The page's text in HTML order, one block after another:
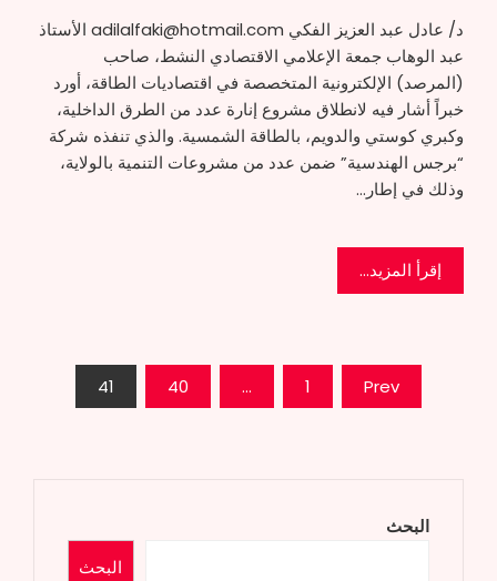
د/ عادل عبد العزيز الفكي adilalfaki@hotmail.com الأستاذ
عبد الوهاب جمعة الإعلامي الاقتصادي النشط، صاحب
(المرصد) الإلكترونية المتخصصة في اقتصاديات الطاقة، أورد
خبراً أشار فيه لانطلاق مشروع إنارة عدد من الطرق الداخلية،
وكبري كوستي والدويم، بالطاقة الشمسية. والذي تنفذه شركة
“برجس الهندسية” ضمن عدد من مشروعات التنمية بالولاية،
وذلك في إطار…
إقرأ المزيد...
Prev
1
…
40
41
البحث
البحث